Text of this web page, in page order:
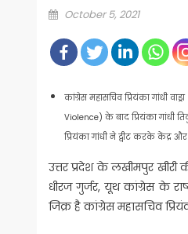
Posted
October 5, 2021
कांग्रेस महासचिव प्रियंका गांधी
Violence) के बाद प्रियंका गांधी
प्रियंका गांधी ने ट्वीट करके केंद्र
उत्तर प्रदेश के लखीमपुर खीरी
धीरज गुर्जर, यूथ कांग्रेस के
जिक्र है कांग्रेस महासचिव